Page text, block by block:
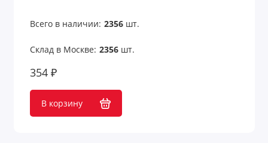
Всего в наличии: 2356шт.
Склад в Москве: 2356шт.
354 ₽
В корзину